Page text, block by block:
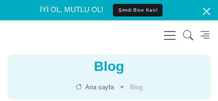
İYİ OL, MUTLU OL! Şimdi Bize Katıl
Blog
Ana sayfa Blog